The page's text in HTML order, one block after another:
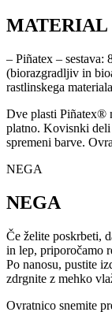
MATERIAL
– Piñatex – sestava:
(biorazgradljiv in
rastlinskega
Dve plasti Piñatex®
platno. Kovisnki deli
spremeni barve.
NEGA
NEGA
Če želite poskrbeti,
in lep, priporočamo
Po nanosu, pustite
zdrgnite z mehko
Ovratnico snemite